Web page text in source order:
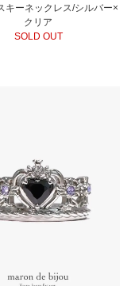
キーネックレス/シルバー×
クリア
SOLD OUT